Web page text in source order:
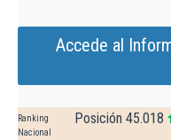
Accede al
Ranking
Nacional
Posición 45.018